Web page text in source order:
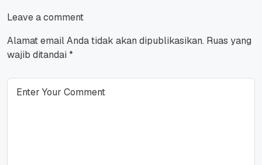
Leave a comment
Alamat email Anda tidak akan dipublikasikan. Ruas yang
wajib ditandai *